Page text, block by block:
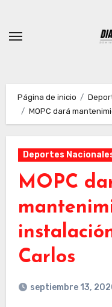
contenido
Página de inicio
MOPC dará
Deportes
MOPC
Carlos
septiembre 13,